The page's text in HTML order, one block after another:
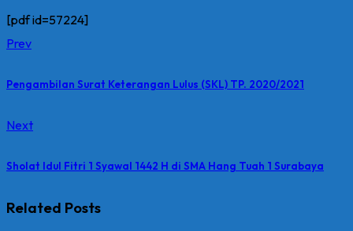
[pdf id=57224]
Prev
Pengambilan Surat Keterangan Lulus (SKL) TP. 2020/2021
Next
Sholat Idul Fitri 1 Syawal 1442 H di SMA Hang Tuah 1 Surabaya
Related Posts